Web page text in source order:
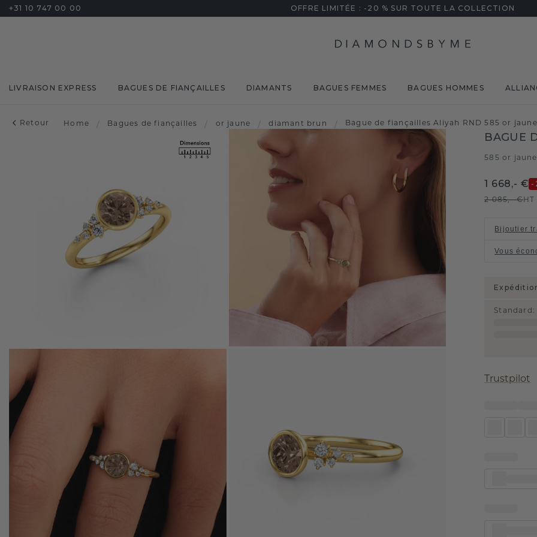
+31 10 747 00 00 OFFRE LIMITÉE : -20 % SUR TOUTE LA COLLECTION
LIVRAISON EXPRESS BAGUES DE FIANÇAILLES DIAMANTS BAGUES FEMMES BAGUES HOMMES
Retour Home / Bagues de fiançailles / or jaune / diamant brun / Bague de fiançailles Aliyah RND 585 or
BAGUE
585 or jaune
1 668,- € -
2 085,- €HT
Bijoutier
Vous
Standard :
Trustpilot